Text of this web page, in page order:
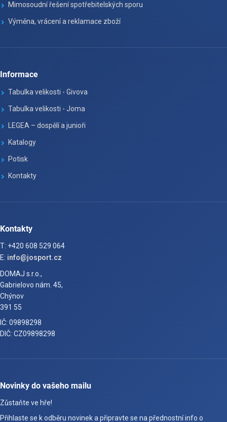
Mimosoudní řešení spotřebitelských sporu
Výměna, vrácení a reklamace zboží
Informace
Tabulka velikosti - Givova
Tabulka velikosti - Joma
LEGEA – dospělí a junioři
Katalogy
Potisk
Kontakty
Kontakty
T: +420 608 529 064
E: info@josport.cz
DOMAJ s.r.o.,
Gabrielovo nám. 45,
Chýnov
391 55
IČ: 09898298
DIČ: CZ09898298
Novinky do vašeho mailu
Zůstaňte ve hře!
Přihlaste se k odběru novinek a připravte se na přednostní info o